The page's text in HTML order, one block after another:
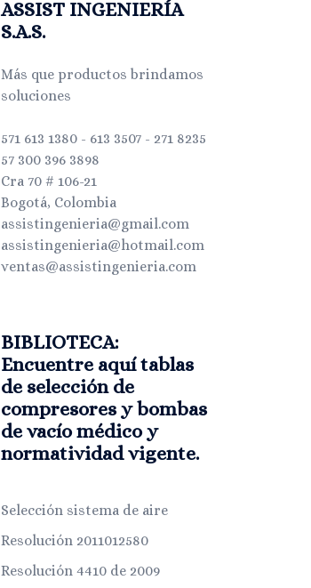
ASSIST INGENIERÍA
S.A.S.
Más que productos brindamos
soluciones
571 613 1380 - 613 3507 - 271 8235
57 300 396 3898
Cra 70 # 106-21
Bogotá, Colombia
assistingenieria@gmail.com
assistingenieria@hotmail.com
ventas@assistingenieria.com
BIBLIOTECA:
Encuentre aquí tablas
de selección de
compresores y bombas
de vacío médico y
normatividad vigente.
Selección sistema de aire
Resolución 2011012580
Resolución 4410 de 2009